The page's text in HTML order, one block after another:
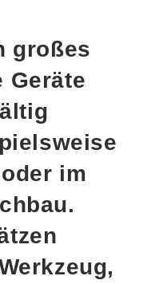
großes
Geräte
im